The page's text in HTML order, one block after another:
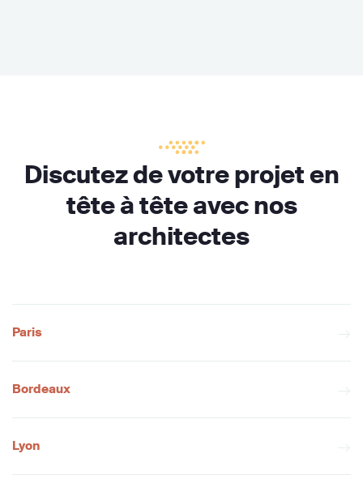
Discutez de votre projet en
tête à tête avec nos
architectes
Paris
Bordeaux
Lyon